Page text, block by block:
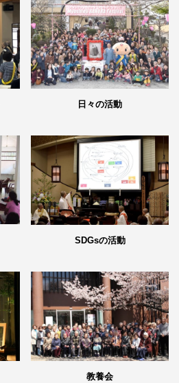
日々の活動
SDGsの活動
教養会